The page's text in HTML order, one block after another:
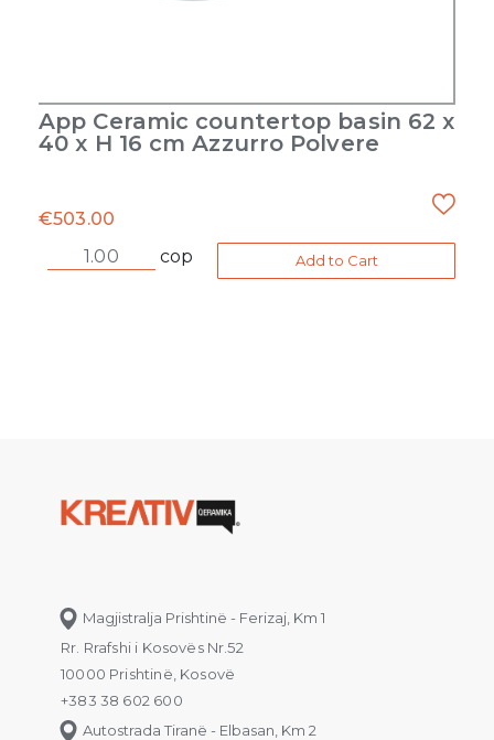
App Ceramic countertop basin 62 x
40 x H 16 cm Azzurro Polvere
€503.00
cop
Add to Cart
Magjistralja Prishtinë - Ferizaj, Km 1
Rr. Rrafshi i Kosovës Nr.52
10000 Prishtinë, Kosovë
+383 38 602 600
Autostrada Tiranë - Elbasan, Km 2